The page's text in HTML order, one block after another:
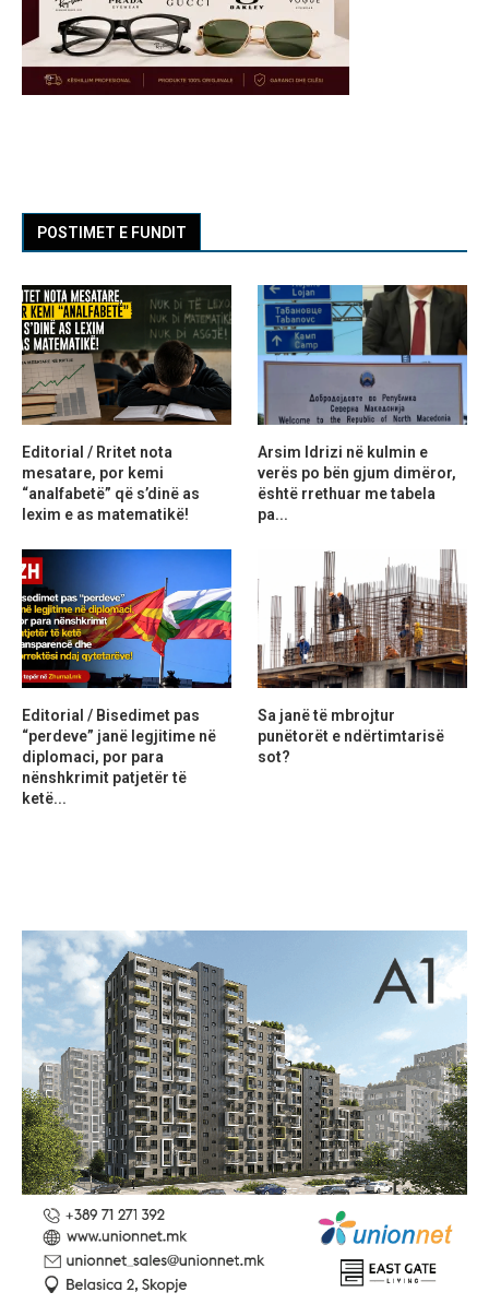
POSTIMET E FUNDIT
Editorial / Rritet nota
mesatare, por kemi
“analfabetë” që s’dinë as
lexim e as matematikë!
Arsim Idrizi në kulmin e
verës po bën gjum dimëror,
është rrethuar me tabela
pa...
Editorial / Bisedimet pas
“perdeve” janë legjitime në
diplomaci, por para
nënshkrimit patjetër të
ketë...
Sa janë të mbrojtur
punëtorët e ndërtimtarisë
sot?